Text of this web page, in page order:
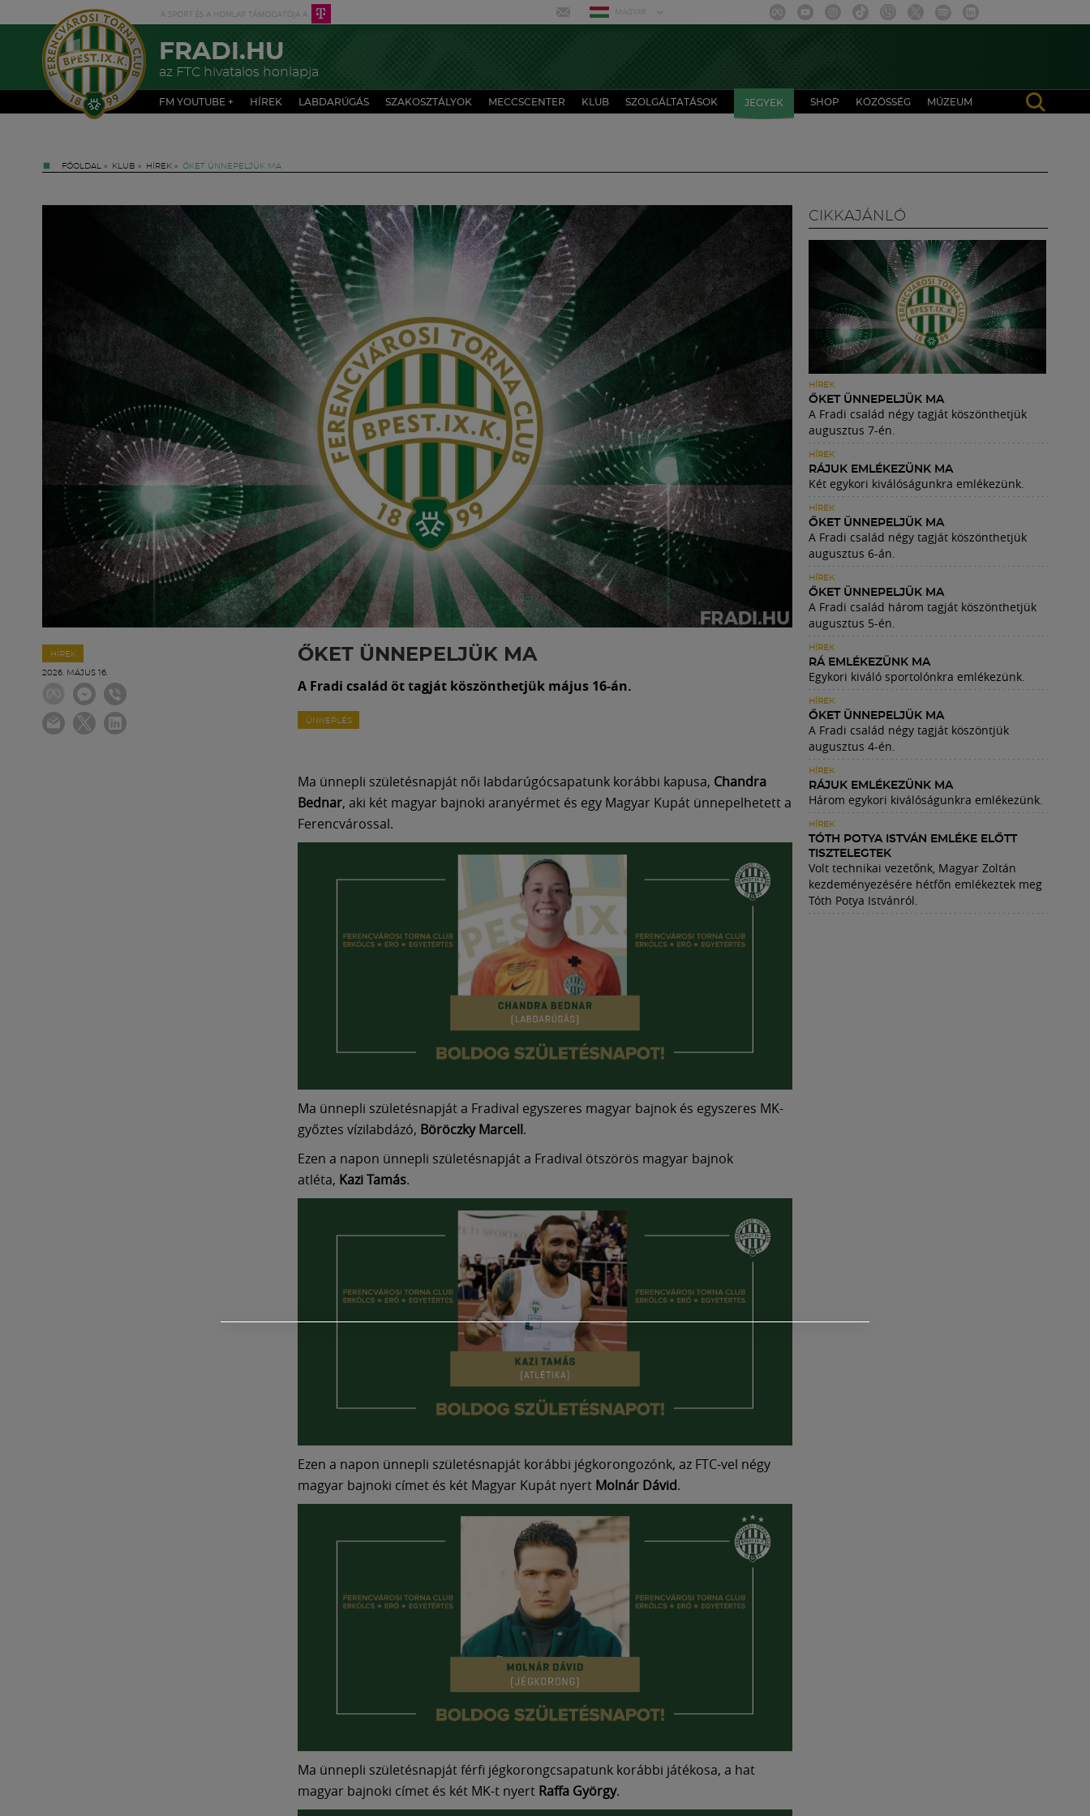
MAGYAR
FRADI.HU
az FTC hivatalos honlapja
FM YOUTUBE + HÍREK LABDARÚGÁS SZAKOSZTÁLYOK MECCSCENTER KLUB SZOLGÁLTATÁSOK JEGYEK SHOP KÖZÖSSÉG MÚZEUM
FŐOLDAL » KLUB » HÍREK » ŐKET ÜNNEPELJÜK MA
HÍREK
2026. MÁJUS 16.
ŐKET ÜNNEPELJÜK MA
A Fradi család öt tagját köszönthetjük május 16-án.
ÜNNEPLÉS
Ma ünnepli születésnapját női labdarúgócsapatunk korábbi kapusa, Chandra
Bednar, aki két magyar bajnoki aranyérmet és egy Magyar Kupát ünnepelhetett a
Ferencvárossal.
Ma ünnepli születésnapját a Fradival egyszeres magyar bajnok és egyszeres MK-
győztes vízilabdázó, Böröczky Marcell.
Ezen a napon ünnepli születésnapját a Fradival ötszörös magyar bajnok
atléta, Kazi Tamás.
Ezen a napon ünnepli születésnapját korábbi jégkorongozónk, az FTC-vel négy
magyar bajnoki címet és két Magyar Kupát nyert Molnár Dávid.
Ma ünnepli születésnapját férfi jégkorongcsapatunk korábbi játékosa, a hat
magyar bajnoki címet és két MK-t nyert Raffa György.
CIKKAJÁNLÓ
HÍREK
ŐKET ÜNNEPELJÜK MA
A Fradi család négy tagját köszönthetjük
augusztus 7-én.
HÍREK
RÁJUK EMLÉKEZÜNK MA
Két egykori kiválóságunkra emlékezünk.
HÍREK
ŐKET ÜNNEPELJÜK MA
A Fradi család négy tagját köszönthetjük
augusztus 6-án.
HÍREK
ŐKET ÜNNEPELJÜK MA
A Fradi család három tagját köszönthetjük
augusztus 5-én.
HÍREK
RÁ EMLÉKEZÜNK MA
Egykori kiváló sportolónkra emlékezünk.
HÍREK
ŐKET ÜNNEPELJÜK MA
A Fradi család négy tagját köszöntjük
augusztus 4-én.
HÍREK
RÁJUK EMLÉKEZÜNK MA
Három egykori kiválóságunkra emlékezünk.
HÍREK
TÓTH POTYA ISTVÁN EMLÉKE ELŐTT
TISZTELEGTEK
Volt technikai vezetőnk, Magyar Zoltán
kezdeményezésére hétfőn emlékeztek meg
Tóth Potya Istvánról.